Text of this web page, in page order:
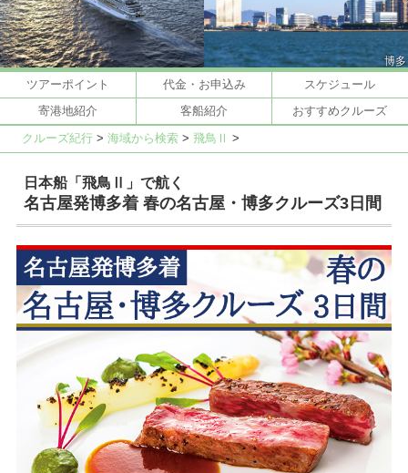
博多
ツアーポイント 代金・お申込み
スケジュール
寄港地紹介
客船紹介 おすすめクルーズ
クルーズ紀行> 海域から検索> 飛鳥Ⅱ >
日本船「飛鳥Ⅱ」で航く
名古屋発博多着 春の名古屋・博多クルーズ3日間